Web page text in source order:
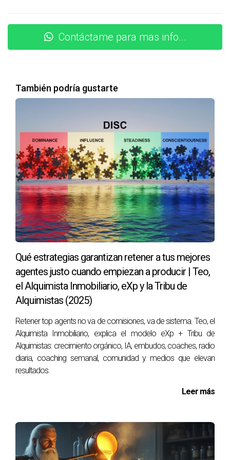
. Eso mantiene la motivación encendida.
Coaches de alta productividad
diseñan rutinas personalizadas según tu perfil DISC, tu
pipeline y tus métricas. Cada semana se revisan llamadas,
visitas, negociaciones y cierres. Aquí no hay humo: hay
métricasyaccountability.
Programa de radio diario
Todas las mañanas emitimos unprograma de radiopara
agentes con foco, guion del día, objeciones reales y
recordatorios de energía. Es gasolina emocional + técnica
en 20-30 minutos. Empiezas el día enmodo on .
Sesión de coaching semanal
Cada semana,coaching grupal
cierres y seguimiento. Se comparten casos “de sangre” y
se resuelven en directo.
Comunidad colaborativa abierta y activa
(captación, lujo, inversores, obra nueva, alquileres,
Plantillas, checklists ywar storiesque evitan que tropieces
donde otros ya aprendieron.
Contáctame para mas info...
También podría gustarte
Qué estrategias garantizan retener a tus mejores
agentes justo cuando empiezan a producir | Teo,
el Alquimista Inmobiliario, eXp y la Tribu de
Alquimistas (2025)
Retener top agents no va de comisiones, va de sistema. Teo, el
Alquimista Inmobiliario, explica el modelo eXp + Tribu de
Alquimistas: crecimiento orgánico, IA, embudos, coaches, radio
diaria, coaching semanal, comunidad y medios que elevan
resultados.
Leer más